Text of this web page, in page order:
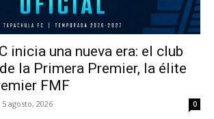
inicia una nueva era: el club
la Primera Premier, la élite
FMF
5 agosto, 2026 0